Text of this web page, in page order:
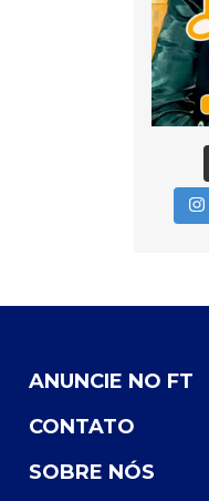
ANUNCIE NO FT
CONTATO
SOBRE NÓS